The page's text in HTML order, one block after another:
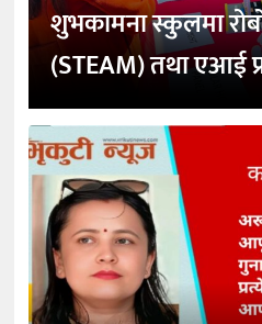
शुभकामना स्कुलमा
(STEAM) तथा एआई